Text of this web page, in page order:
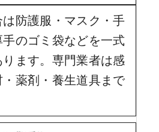
防護服・マスク・手
のゴミ袋などを一式
ます。専門業者は感
薬剤・養生道具まで